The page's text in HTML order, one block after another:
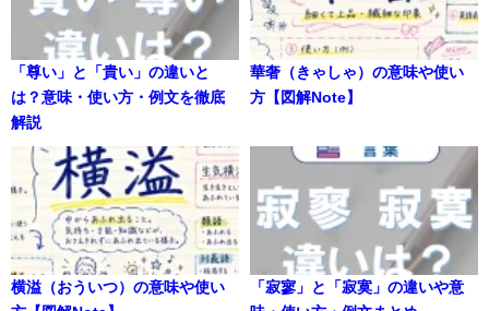
「尊い」と「貴い」の違いと
は？意味・使い方・例文を徹底
解説
華奢（きゃしゃ）の意味や使い
方【図解Note】
横溢（おういつ）の意味や使い
「寂寥」と「寂寞」の違いや意